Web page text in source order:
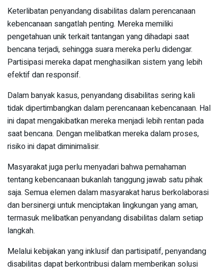
Keterlibatan penyandang disabilitas dalam perencanaan
kebencanaan sangatlah penting. Mereka memiliki
pengetahuan unik terkait tantangan yang dihadapi saat
bencana terjadi, sehingga suara mereka perlu didengar.
Partisipasi mereka dapat menghasilkan sistem yang lebih
efektif dan responsif.
Dalam banyak kasus, penyandang disabilitas sering kali
tidak dipertimbangkan dalam perencanaan kebencanaan. Hal
ini dapat mengakibatkan mereka menjadi lebih rentan pada
saat bencana. Dengan melibatkan mereka dalam proses,
risiko ini dapat diminimalisir.
Masyarakat juga perlu menyadari bahwa pemahaman
tentang kebencanaan bukanlah tanggung jawab satu pihak
saja. Semua elemen dalam masyarakat harus berkolaborasi
dan bersinergi untuk menciptakan lingkungan yang aman,
termasuk melibatkan penyandang disabilitas dalam setiap
langkah.
Melalui kebijakan yang inklusif dan partisipatif, penyandang
disabilitas dapat berkontribusi dalam memberikan solusi